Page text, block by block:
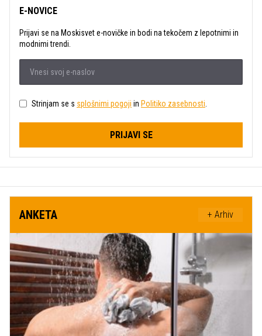
E-NOVICE
Prijavi se na Moskisvet e-novičke in bodi na tekočem z lepotnimi in
modnimi trendi.
Strinjam se s splošnimi pogoji in Politiko zasebnosti
PRIJAVI SE
ANKETA + Arhiv